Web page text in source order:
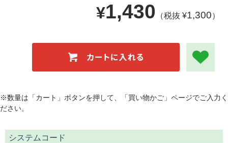
¥1,430 （税抜 ¥1,300）
※数量は「カート」ボタンを押して、「買い物かご」ページでご入力く
ださい。
システムコード